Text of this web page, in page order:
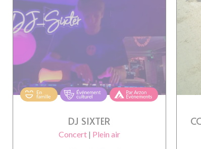
DJ SIXTER
Concert | Plein air